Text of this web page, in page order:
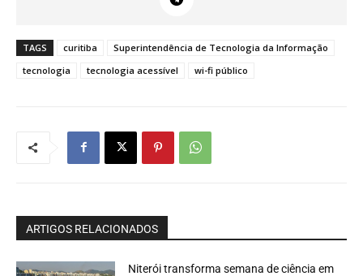
TAGS curitiba
Superintendência de Tecnologia da Informação
tecnologia
tecnologia acessível wi-fi público
ARTIGOS RELACIONADOS
Niterói transforma semana de ciência em